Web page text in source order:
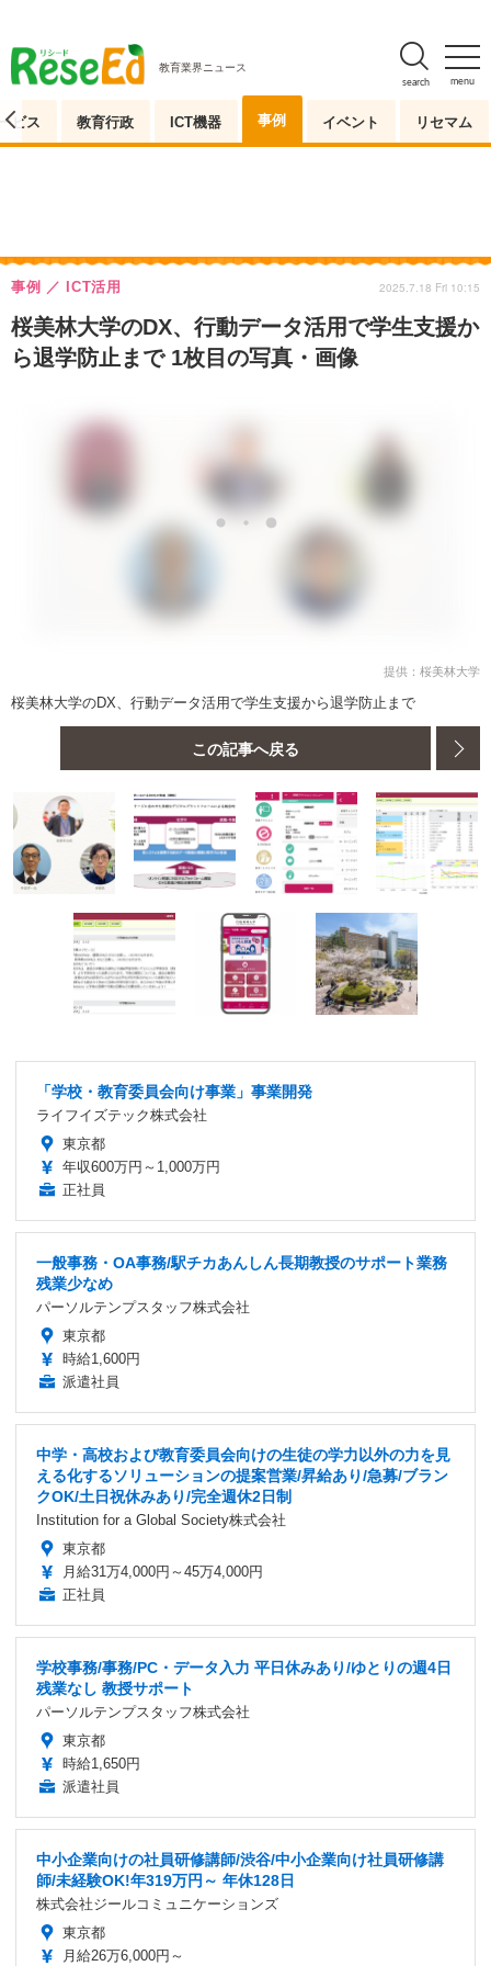
menu
search
教育業界ニュース
ビス 教育行政 ICT機器 事例 イベント リセマム
桜美林大学のDX、行動データ活用で学生支援か
ら退学防止まで 1枚目の写真・画像
事例 ICT活用 2025.7.18 Fri 10:15
提供：桜美林大学
桜美林大学のDX、行動データ活用で学生支援から退学防止まで
この記事へ戻る
「学校・教育委員会向け事業」事業開発
ライフイズテック株式会社
東京都
年収600万円～1,000万円
正社員
一般事務・OA事務/駅チカあんしん長期教授のサポート業務
残業少なめ
パーソルテンプスタッフ株式会社
東京都
時給1,600円
派遣社員
中学・高校および教育委員会向けの生徒の学力以外の力を見
える化するソリューションの提案営業/昇給あり/急募/ブラン
クOK/土日祝休みあり/完全週休2日制
Institution for a Global Society株式会社
東京都
月給31万4,000円～45万4,000円
正社員
学校事務/事務/PC・データ入力 平日休みあり/ゆとりの週4日
残業なし 教授サポート
パーソルテンプスタッフ株式会社
東京都
時給1,650円
派遣社員
中小企業向けの社員研修講師/渋谷/中小企業向け社員研修講
師/未経験OK!年319万円～ 年休128日
株式会社ジールコミュニケーションズ
東京都
月給26万6,000円～